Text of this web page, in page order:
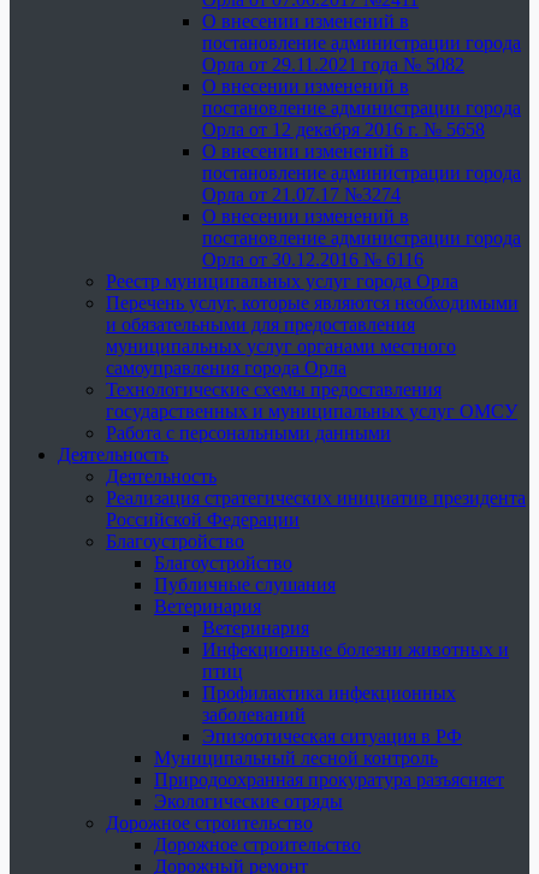
О внесении изменений в
постановление администрации города
Орла от 29.11.2021 года № 5082
О внесении изменений в
постановление администрации города
Орла от 12 декабря 2016 г. № 5658
О внесении изменений в
постановление администрации города
Орла от 21.07.17 №3274
О внесении изменений в
постановление администрации города
Орла от 30.12.2016 № 6116
Реестр муниципальных услуг города Орла
Перечень услуг, которые являются необходимыми
и обязательными для предоставления
муниципальных услуг органами местного
самоуправления города Орла
Технологические схемы предоставления
государственных и муниципальных услуг ОМСУ
Работа с персональными данными
Деятельность
Деятельность
Реализация стратегических инициатив президента
Российской Федерации
Благоустройство
Благоустройство
Публичные слушания
Ветеринария
Ветеринария
Инфекционные болезни животных и
птиц
Профилактика инфекционных
заболеваний
Эпизоотическая ситуация в РФ
Муниципальный лесной контроль
Природоохранная прокуратура разъясняет
Экологические отряды
Дорожное строительство
Дорожное строительство
Дорожный ремонт